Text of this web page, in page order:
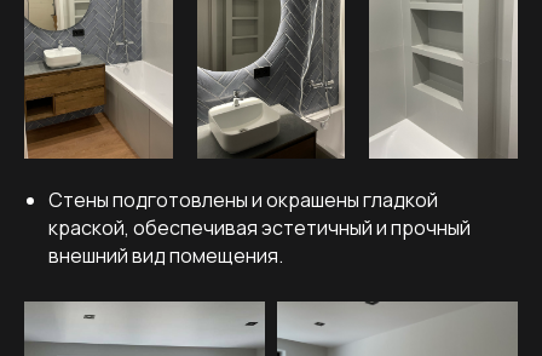
Стены подготовлены и окрашены гладкой
краской, обеспечивая эстетичный и прочный
внешний вид помещения.